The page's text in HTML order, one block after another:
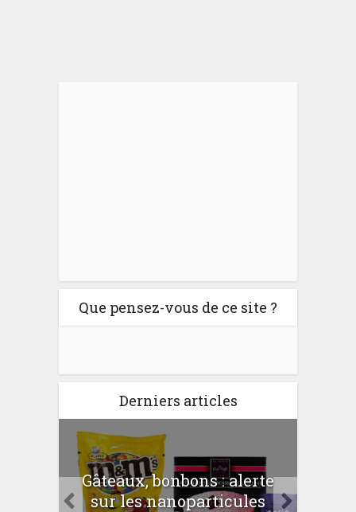
Que pensez-vous de ce site ?
Derniers articles
Gâteaux, bonbons : alerte
sur les nanoparticules